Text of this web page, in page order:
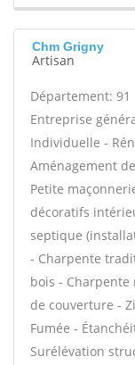
Chm Grigny
Artisan
Département: 91
Entreprise
Individuelle -
Aménagement
Petite
décoratifs
septique
- Charpente
bois -
de couverture -
Fumée -
Surélévation